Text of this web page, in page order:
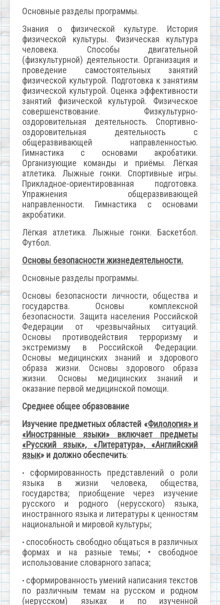
Основные разделы программы.
Знания о физической культуре. История
физической культуры. Физическая культура
человека. Способы двигательной
(физкультурной) деятельности. Организация и
проведение самостоятельных занятий
физической культурой. Подготовка к занятиям
физической культурой. Оценка эффективности
занятий физической культурой. Физическое
совершенствование. Физкультурно-
оздоровительная деятельность. Спортивно-
оздоровительная деятельность с
общеразвивающей направленностью.
Гимнастика с основами акробатики.
Организующие команды и приёмы. Лёгкая
атлетика. Лыжные гонки. Спортивные игры.
Прикладное-ориентированная подготовка.
Упражнения общеразвивающей
направленности. Гимнастика с основами
акробатики.
Лёгкая атлетика. Лыжные гонки. Баскетбол.
Футбол.
Основы безопасности жизнедеятельности.
Основные разделы программы.
Основы безопасности личности, общества и
государства. Основы комплексной
безопасности. Защита населения Российской
Федерации от чрезвычайных ситуаций.
Основы противодействия терроризму и
экстремизму в Российской Федерации.
Основы медицинских знаний и здорового
образа жизни. Основы здорового образа
жизни. Основы медицинских знаний и
оказание первой медицинской помощи.
Среднее общее образование
Изучение предметных областей «Филология» и
«Иностранные языки» включает предметы
«Русский язык», «Литература», «Английский
язык» и должно обеспечить:
• сформированность представлений о роли
языка в жизни человека, общества,
государства; приобщение через изучение
русского и родного (нерусского) языка,
иностранного языка и литературы к ценностям
национальной и мировой культуры;
• способность свободно общаться в различных
формах и на разные темы; • свободное
использование словарного запаса;
• сформированность умений написания текстов
по различным темам на русском и родном
(нерусском) языках и по изученной